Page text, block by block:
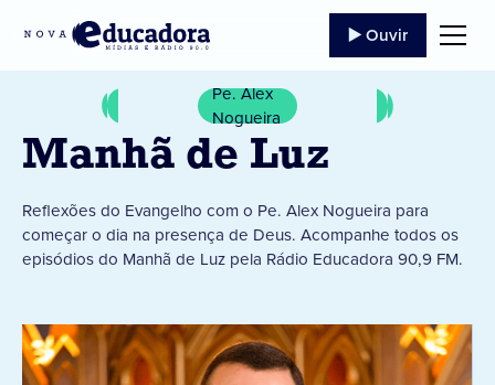
▶️ Ouvir
Pe. Alex
Nogueira
Manhã de Luz
Reflexões do Evangelho com o Pe. Alex Nogueira para
começar o dia na presença de Deus. Acompanhe todos os
episódios do Manhã de Luz pela Rádio Educadora 90,9 FM.